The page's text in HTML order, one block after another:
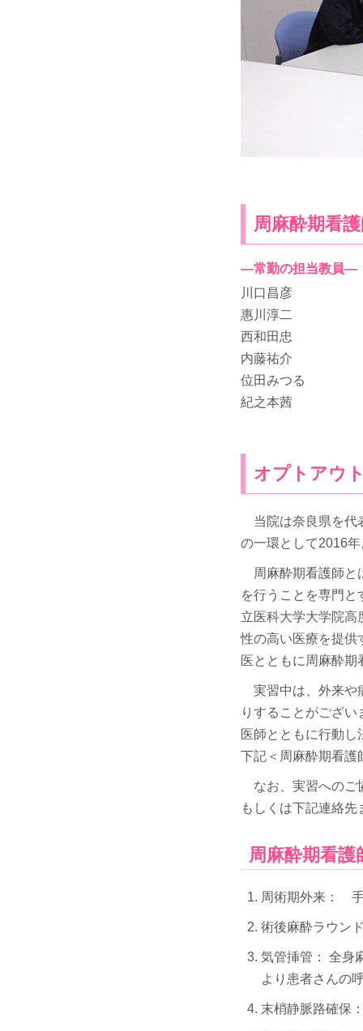
周麻酔期看
―常勤の担当教員―
川口昌彦
惠川淳二
西和田忠
内藤祐介
位田みつる
紀之本茜
オプトアウ
当院は奈良県を代
の一環として2016
周麻酔期看護師と
を行うことを専門
立医科大学大学院高
性の高い医療を提供
医とともに周麻酔
実習中は、外来や
りすることがござ
医師とともに行動
下記＜周麻酔期看護
なお、実習へのご
もしくは下記連絡
周麻酔期看
周術期外来： 手
術後麻酔ラウン
気管挿管： 全身
より患者さんの
末梢静脈路確保